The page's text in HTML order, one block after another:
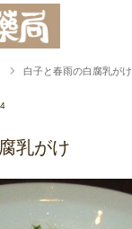
白子と春雨の白腐乳がけ
乳がけ